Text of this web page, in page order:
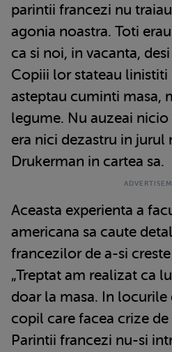
parintii francezi nu
agonia noastra. Toti
ca si noi, in vacanta,
Copiii lor stateau linistiti
asteptau cuminti masa,
legume. Nu auzeai
era nici dezastru in jurul
Drukerman in cartea sa.
Aceasta experienta a
americana sa caute
francezilor de a-si
„Treptat am realizat ca
doar la masa. In locurile
copil care facea crize
Parintii francezi nu-si